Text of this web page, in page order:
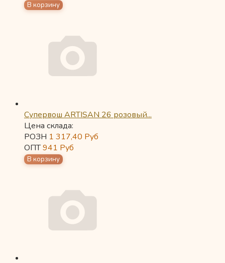
Супервош ARTISAN 26 розовый...
Цена склада:
РОЗН 1 317,40 Руб
ОПТ941 Руб